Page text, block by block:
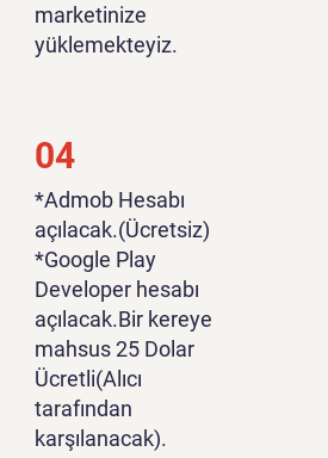
marketinize
yüklemekteyiz.
04
*Admob Hesabı
açılacak.(Ücretsiz)
*Google Play
Developer hesabı
açılacak.Bir kereye
mahsus 25 Dolar
Ücretli(Alıcı
tarafından
karşılanacak).